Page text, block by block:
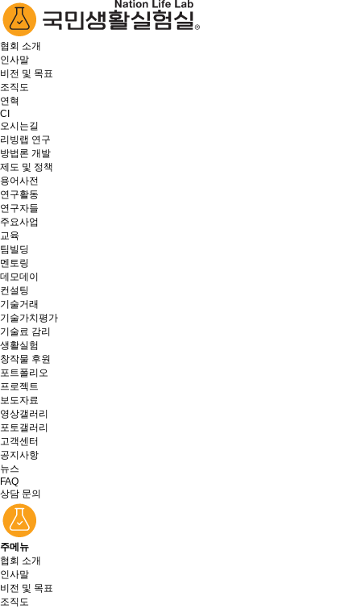
협회 소개
인사말
비전 및 목표
조직도
연혁
CI
오시는길
리빙랩 연구
방법론 개발
제도 및 정책
용어사전
연구활동
연구자들
주요사업
교육
팀빌딩
멘토링
데모데이
컨설팅
기술거래
기술가치평가
기술료 감리
생활실험
창작물 후원
포트폴리오
프로젝트
보도자료
영상갤러리
포토갤러리
고객센터
공지사항
뉴스
FAQ
상담 문의
주메뉴
협회 소개
인사말
비전 및 목표
조직도